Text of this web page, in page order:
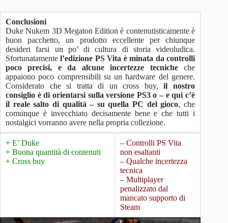
Conclusioni
Duke Nukem 3D Megaton Edition è contenutisticamente è
buon pacchetto, un prodotto eccellente per chiunque
desideri farsi un po’ di cultura di storia videoludica.
Sfortunatamentel’edizione PS Vita è minata da controlli
poco precisi, e da alcune incertezze tecnicheche
appaiono poco comprensibili su un hardware del genere.
Considerato che si tratta di un cross buy, il nostro
consiglio è di orientarsi sulla versione PS3 o – e qui c’è
il reale salto di qualità – su quella PC del gioco, che
comunque è invecchiato decisamente bene e che tutti i
nostalgici vorranno avere nella propria collezione.
+ E’ Duke
+ Buona quantità di contenuti
+ Cross buy
– Controlli PS Vita
non esaltanti
– Qualche incertezza
tecnica
– Multiplayer
penalizzato dal
mancato supporto di
Steam